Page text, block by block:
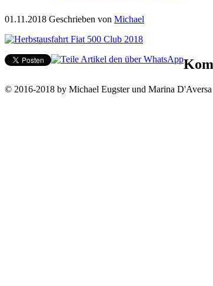
01.11.2018 Geschrieben von Michael
© 2016-2018 by Michael Eugster und Marina D'Aversa